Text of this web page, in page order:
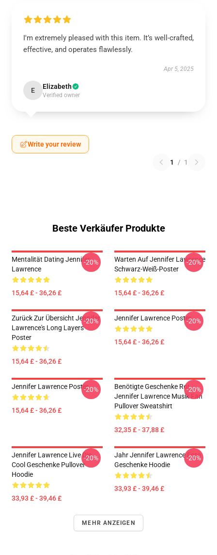
I'm extremely pleased with this item. It’s well-crafted,
effective, and operates flawlessly.
Apr 5, 2025
E Elizabeth
Verified owner
Write your review
1 / 1
Beste Verkäufer Produkte
Mentalität Dating Jennifer
Lawrence
15,64 £ - 36,26 £
-20%
Warten Auf Jennifer Lawrence
Schwarz-Weiß-Poster
15,64 £ - 36,26 £
-20%
Zurück Zur Übersicht Jennifer
Lawrence's Long Layers
Poster
15,64 £ - 36,26 £
-20% Jennifer Lawrence Poster
15,64 £ - 36,26 £
-20%
Jennifer Lawrence Poster
15,64 £ - 36,26 £
-20%
Benötigte Geschenke Rot
Jennifer Lawrence Musik Fan
Pullover Sweatshirt
32,35 £ - 37,88 £
-20%
Jennifer Lawrence Live Die
Cool Geschenke Pullover
Hoodie
33,93 £ - 39,46 £
-20%
Jahr Jennifer Lawrence Foto
Geschenke Hoodie
33,93 £ - 39,46 £
-20%
MEHR ANZEIGEN